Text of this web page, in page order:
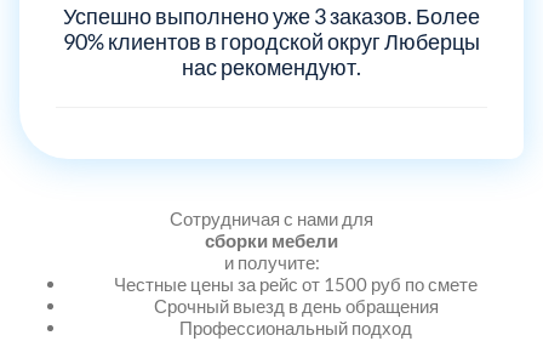
Успешно выполнено уже 3 заказов. Более
90% клиентов в городской округ Люберцы
нас рекомендуют.
Сотрудничая с нами для
сборки мебели
и получите:
Честные цены за рейс от 1500 руб по смете
Срочный выезд в день обращения
Профессиональный подход
Волоколамский